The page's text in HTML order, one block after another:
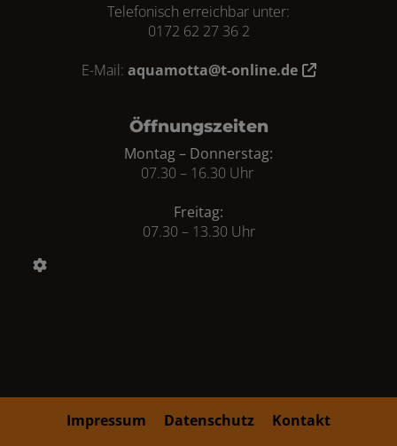
Telefonisch erreichbar unter:
0172 62 27 36 2
E-Mail: aquamotta@t-online.de
Öffnungszeiten
Montag – Donnerstag:
07.30 – 16.30 Uhr
Freitag:
07.30 – 13.30 Uhr
Impressum Datenschutz Kontakt